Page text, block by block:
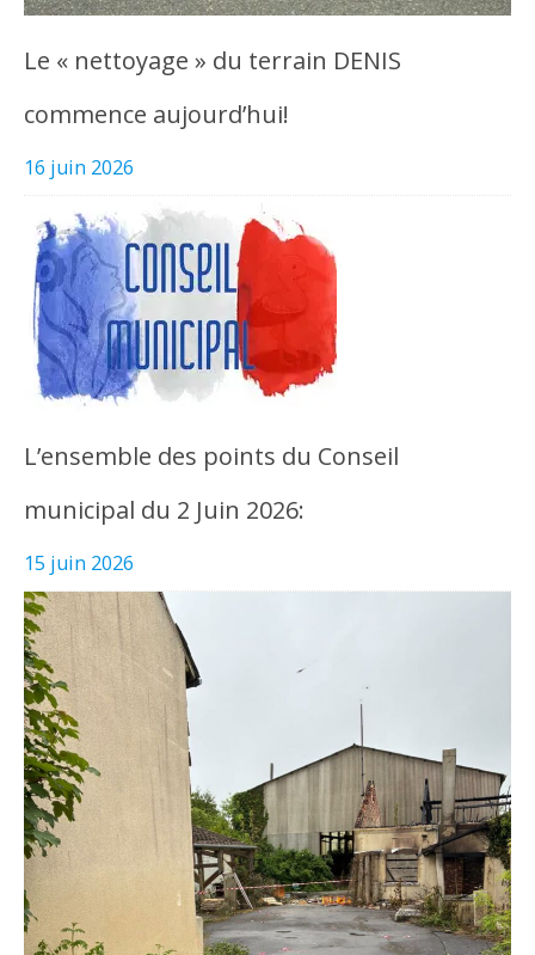
Le « nettoyage » du terrain DENIS
commence aujourd’hui!
16 juin 2026
L’ensemble des points du Conseil
municipal du 2 Juin 2026:
15 juin 2026